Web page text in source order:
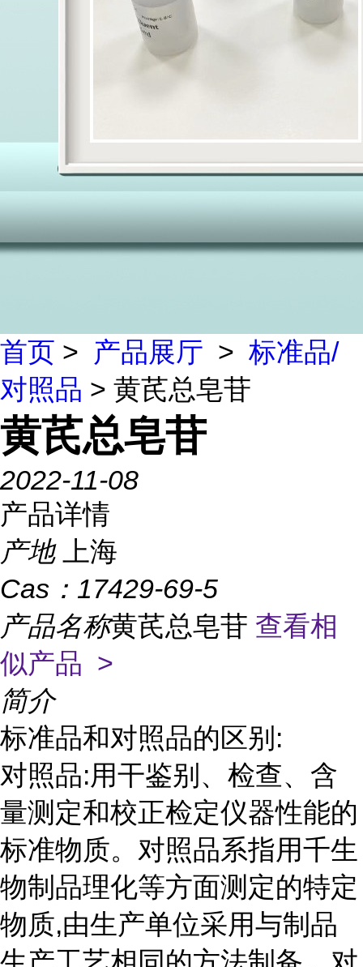
首页 > 产品展厅 > 标准品/
对照品 > 黄芪总皂苷
黄芪总皂苷
2022-11-08
产品详情
产地
上海
Cas： 17429-69-5
产品名称黄芪总皂苷 查看相
似产品 >
简介
标准品和对照品的区别:
对照品:用干鉴别、检查、含
量测定和校正检定仪器性能的
标准物质。对照品系指用千生
物制品理化等方面测定的特定
物质,由生产单位采用与制品